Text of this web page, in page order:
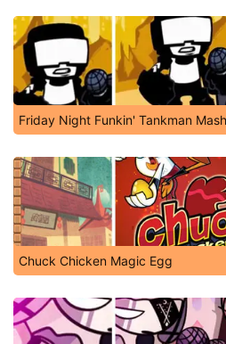
Friday Night Funkin' Tankman
Chuck Chicken Magic Egg